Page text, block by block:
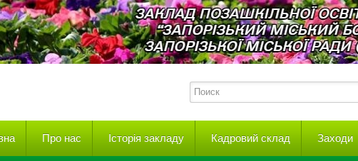
Про нас Історія закладу Кадровий склад Заходи